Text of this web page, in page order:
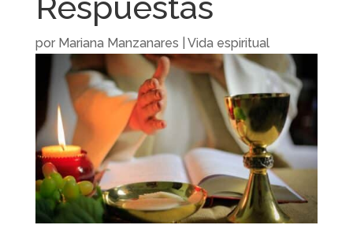
por Mariana Manzanares Vida espiritual